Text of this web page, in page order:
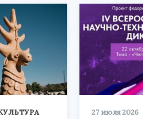
27 июля 2026